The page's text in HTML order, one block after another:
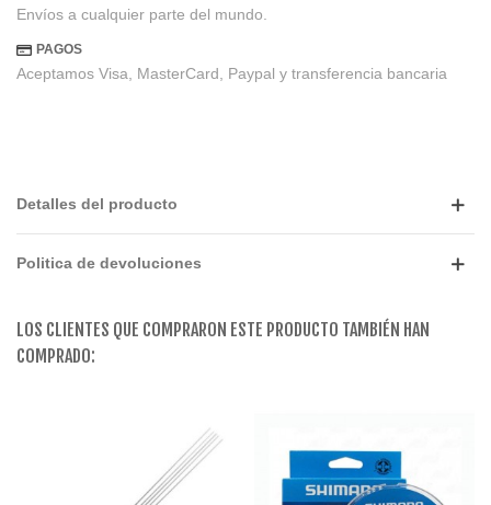
Envíos a cualquier parte del mundo.
PAGOS
Aceptamos Visa, MasterCard, Paypal y transferencia bancaria
Detalles del producto
Politica de devoluciones
LOS CLIENTES QUE COMPRARON ESTE PRODUCTO TAMBIÉN HAN
COMPRADO: